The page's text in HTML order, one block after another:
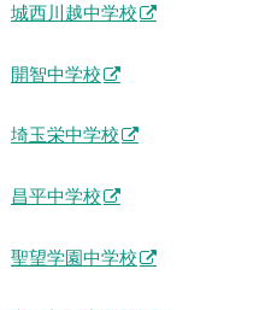
城西川越中学校
開智中学校
埼玉栄中学校
昌平中学校
聖望学園中学校